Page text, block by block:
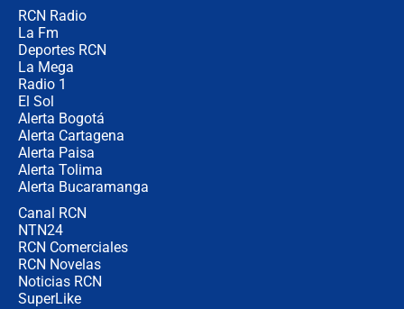
RCN Radio
La Fm
Deportes RCN
La Mega
Radio 1
El Sol
Alerta Bogotá
Alerta Cartagena
Alerta Paisa
Alerta Tolima
Alerta Bucaramanga
Canal RCN
NTN24
RCN Comerciales
RCN Novelas
Noticias RCN
SuperLike